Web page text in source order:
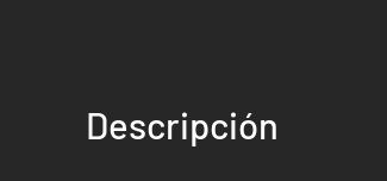
Descripción